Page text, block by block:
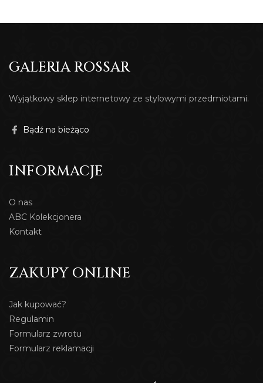
GALERIA ROSSAR
Wyjątkowy sklep internetowy ze stylowymi przedmiotami.
Bądź na bieżąco
INFORMACJE
O nas
ABC Kolekcjonera
Kontakt
ZAKUPY ONLINE
Jak kupować?
Regulamin
Formularz zwrotu
Formularz reklamacji